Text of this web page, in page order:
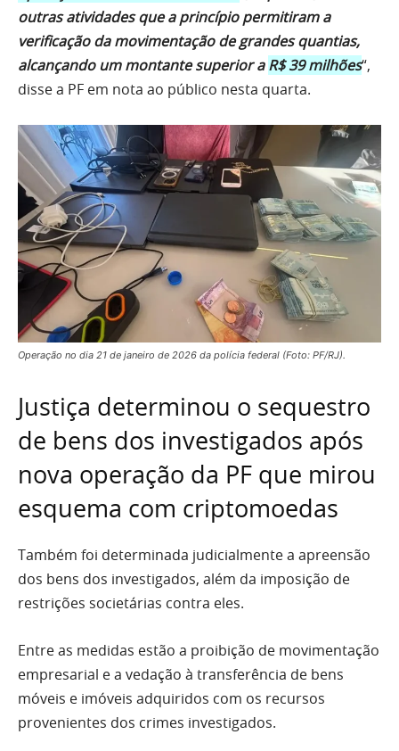
outras atividades que a princípio permitiram a
verificação da movimentação de grandes quantias,
alcançando um montante superior aR$ 39 milhões“,
disse a PF em nota ao público nesta quarta.
Operação no dia 21 de janeiro de 2026 da polícia federal (Foto: PF/RJ).
Justiça determinou o sequestro
de bens dos investigados após
nova operação da PF que mirou
esquema com criptomoedas
Também foi determinada judicialmente a apreensão
dos bens dos investigados, além da imposição de
restrições societárias contra eles.
Entre as medidas estão a proibição de movimentação
empresarial e a vedação à transferência de bens
móveis e imóveis adquiridos com os recursos
provenientes dos crimes investigados.